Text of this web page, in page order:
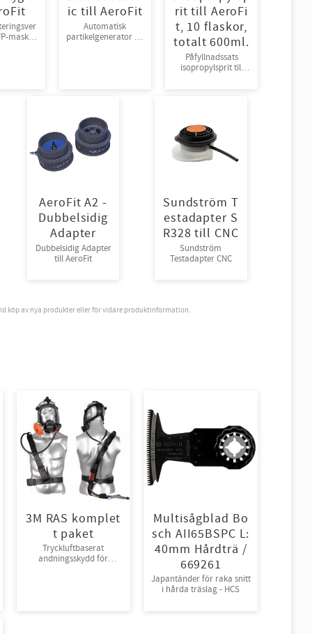
masker
ic till AeroFit
Automatisk
partikelgenerator till
rit till AeroFi
t, 10 flaskor,
totalt 600ml.
Påfyllnadssats
isopropylsprit till
AeroFit A2 -
Dubbelsidig
Adapter
Dubbelsidig Adapter
till AeroFit
Sundström T
estadapter S
R328 till CNC
Sundström
Testadapter CNC
köp av nya produkter eller för vidare produktinformation.
3M RAS komplet
t paket
Tryckluftbaserat
andningsskydd för
Multisågblad Bo
sch AII65BSPC L:
40mm Hårdträ /
669261
Japantänder för raka snitt
i hårda träslag - HCS